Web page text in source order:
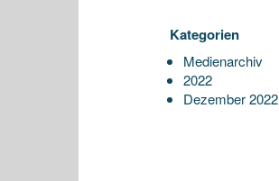
Kategorien
Medienarchiv
2022
Dezember 2022